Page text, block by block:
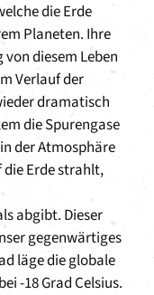
die Erde
Planeten. Ihre
diesem Leben
Verlauf der
dramatisch
die Spurengase
der Atmosphäre
die Erde strahlt,
abgibt. Dieser
gegenwärtiges
läge die globale
-18 Grad Celsius.